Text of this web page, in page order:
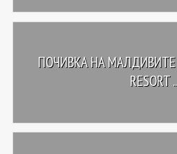
ПОЧИВКА НА МАЛДИВИТЕ В
RESORT